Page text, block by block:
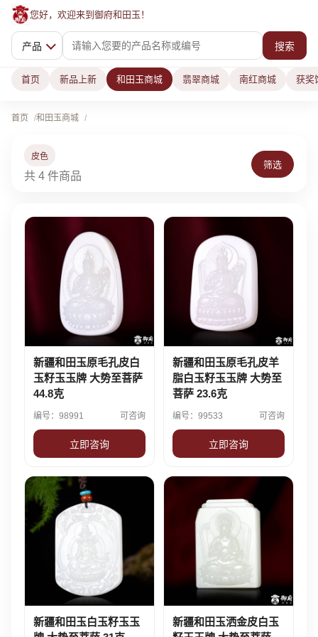
您好，欢迎来到御府和田玉！
产品 搜索
首页 新品上新 和田玉商城 翡翠商城 南红商城 获奖
首页 和田玉商城
皮色
共 4 件商品
筛选
新疆和田玉原毛孔皮白
玉籽玉玉牌 大势至菩萨
44.8克
编号：98991 可咨询
立即咨询
新疆和田玉原毛孔皮羊
脂白玉籽玉玉牌 大势至
菩萨 23.6克
编号：99533 可咨询
立即咨询
新疆和田玉白玉籽玉玉
新疆和田玉洒金皮白玉